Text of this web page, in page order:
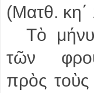
(Ματθ. κη΄
Τὸ
τῶν
πρὸς τοὺς